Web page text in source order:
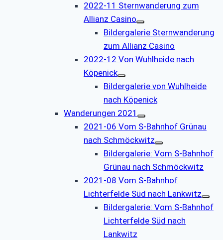
2022-11 Sternwanderung zum
Allianz Casino
Bildergalerie Sternwanderung
zum Allianz Casino
2022-12 Von Wuhlheide nach
Köpenick
Bildergalerie von Wuhlheide
nach Köpenick
Wanderungen 2021
2021-06 Vom S-Bahnhof Grünau
nach Schmöckwitz
Bildergalerie: Vom S-Bahnhof
Grünau nach Schmöckwitz
2021-08 Vom S-Bahnhof
Lichterfelde Süd nach Lankwitz
Bildergalerie: Vom S-Bahnhof
Lichterfelde Süd nach
Lankwitz